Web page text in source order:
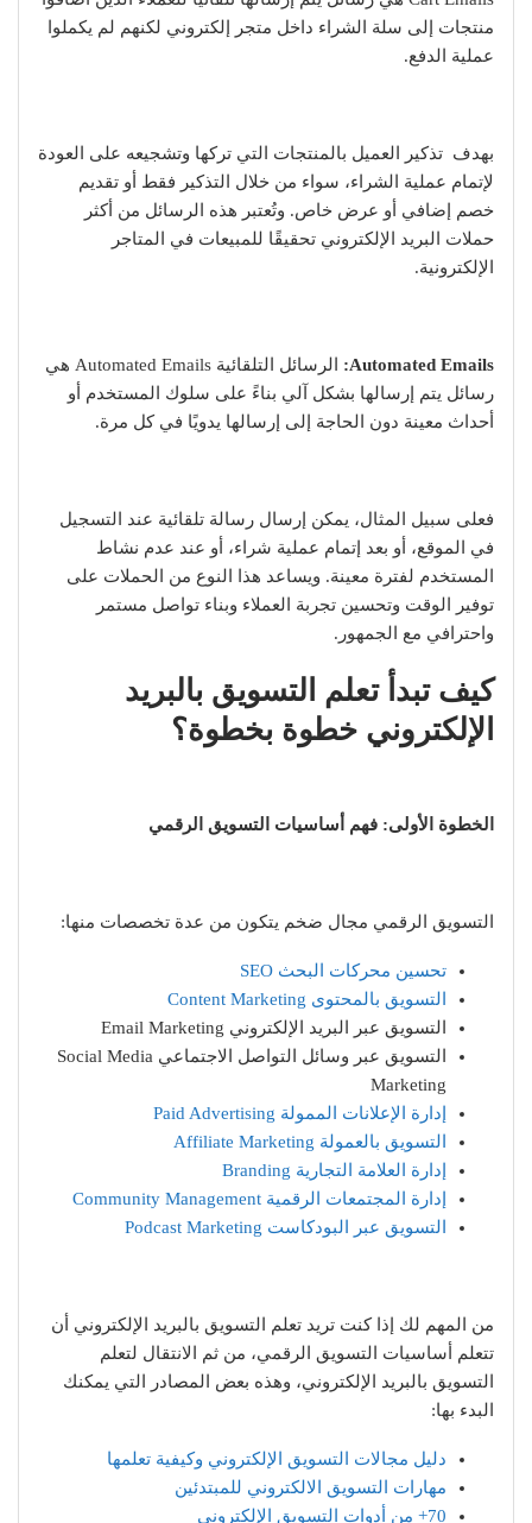
منتجات إلى سلة الشراء داخل متجر إلكتروني لكنهم لم يكملوا
عملية الدفع.
بهدف تذكير العميل بالمنتجات التي تركها وتشجيعه على العودة
لإتمام عملية الشراء، سواء من خلال التذكير فقط أو تقديم
خصم إضافي أو عرض خاص. وتُعتبر هذه الرسائل من أكثر
حملات البريد الإلكتروني تحقيقًا للمبيعات في المتاجر
الإلكترونية.
Automated Emails:
الرسائل التلقائية Automated Emails هي
رسائل يتم إرسالها بشكل آلي بناءً على سلوك المستخدم أو
أحداث معينة دون الحاجة إلى إرسالها يدويًا في كل مرة.
فعلى سبيل المثال، يمكن إرسال رسالة تلقائية عند التسجيل
في الموقع، أو بعد إتمام عملية شراء، أو عند عدم نشاط
المستخدم لفترة معينة. ويساعد هذا النوع من الحملات على
توفير الوقت وتحسين تجربة العملاء وبناء تواصل مستمر
واحترافي مع الجمهور.
كيف تبدأ تعلم التسويق بالبريد
الإلكتروني خطوة بخطوة؟
الخطوة الأولى: فهم أساسيات التسويق الرقمي
التسويق الرقمي مجال ضخم يتكون من عدة تخصصات منها:
تحسين محركات البحث SEO
التسويق بالمحتوى Content Marketing
التسويق عبر البريد الإلكتروني Email Marketing
التسويق عبر وسائل التواصل الاجتماعي Social Media
Marketing
إدارة الإعلانات الممولة Paid Advertising
التسويق بالعمولة Affiliate Marketing
إدارة العلامة التجارية Branding
إدارة المجتمعات الرقمية Community Management
التسويق عبر البودكاست Podcast Marketing
من المهم لك إذا كنت تريد تعلم التسويق بالبريد الإلكتروني أن
تتعلم أساسيات التسويق الرقمي، من ثم الانتقال لتعلم
التسويق بالبريد الإلكتروني، وهذه بعض المصادر التي يمكنك
البدء بها:
دليل مجالات التسويق الإلكتروني وكيفية تعلمها
مهارات التسويق الالكتروني للمبتدئين
70+ من أدوات التسويق الإلكتروني